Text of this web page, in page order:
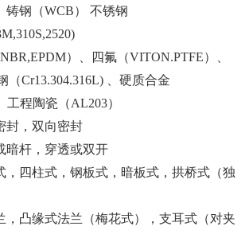
钢（WCB） 不锈钢
）、四氟（VITON.PTFE）、
（Cr13.304.316L) 、硬质合金
工程陶瓷（AL203）
封，双向密封
暗杆，穿透或双开
，四柱式，钢板式，暗板式，拱桥式（独
，凸缘式法兰（梅花式），支耳式（对夹